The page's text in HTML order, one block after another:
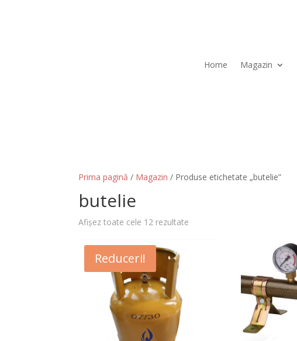
Home Magazin
Prima pagină / Magazin / Produse etichetate „butelie”
butelie
Afișez toate cele 12 rezultate
Reduceri!